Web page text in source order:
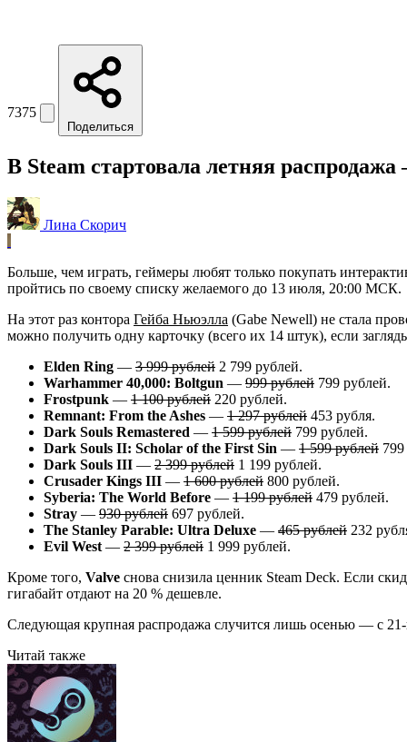
7375
Поделиться
В Steam стартовала летняя
Лина Скорич
Больше, чем играть, геймеры любят только покупать
пройтись по своему списку желаемого до 13 июля, 20:00 МСК.
На этот раз контора Гейба Ньюэлла (Gabe Newell) не стала
можно получить одну карточку (всего их 14 штук), если
Elden Ring — 3 999 рублей 2 799 рублей.
Warhammer 40,000: Boltgun — 999 рублей 799 рублей.
Frostpunk — 1 100 рублей 220 рублей.
Remnant: From the Ashes — 1 297 рублей 453 рубля.
Dark Souls Remastered — 1 599 рублей 799 рублей.
Dark Souls II: Scholar of the First Sin — 1 599 рублей
Dark Souls III — 2 399 рублей 1 199 рублей.
Crusader Kings III — 1 600 рублей 800 рублей.
Syberia: The World Before — 1 199 рублей 479 рублей.
Stray — 930 рублей 697 рублей.
The Stanley Parable: Ultra Deluxe — 465 рублей 232
Evil West — 2 399 рублей 1 999 рублей.
Кроме того, Valve снова снизила ценник Steam Deck. Если
гигабайт отдают на 20 % дешевле.
Следующая крупная распродажа случится лишь осенью — с
Читай также